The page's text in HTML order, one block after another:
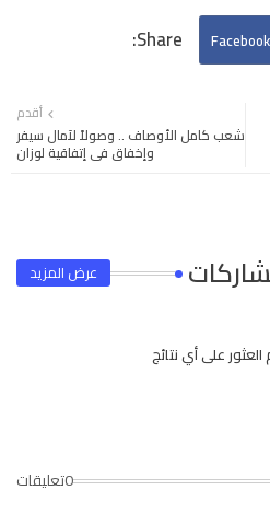
Facebook
أقدم
شعب كامل الأوصاف .. وصولاً لآمال سيفر
وإخفاق في إتفاقية لوزان
عرض المزيد
العثور على أي نتائج
0تعليقات